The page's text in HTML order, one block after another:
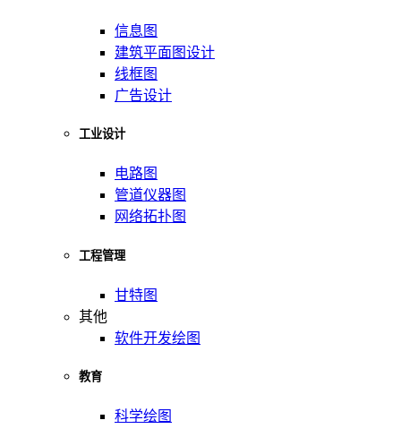
信息图
建筑平面图设计
线框图
广告设计
工业设计
电路图
管道仪器图
网络拓扑图
工程管理
甘特图
其他
软件开发绘图
教育
科学绘图